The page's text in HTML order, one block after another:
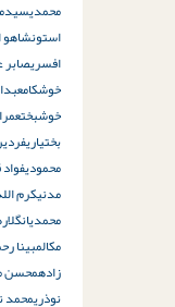
محمدی
استونشاهو
افسریصابر
خوشکام
خوشبخت
بختیاری
محمودی
مدنیکرم
محمدیان
مکالمبینا
زادهمحسن
نوذریمحمد